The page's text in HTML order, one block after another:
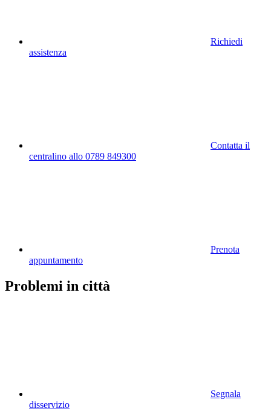
Richiedi
assistenza
Contatta il
centralino allo 0789 849300
Prenota
appuntamento
Problemi in città
Segnala
disservizio